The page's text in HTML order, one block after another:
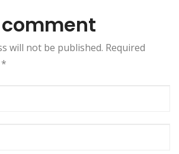
will not be published. Required
*